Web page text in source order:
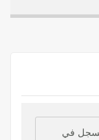
في